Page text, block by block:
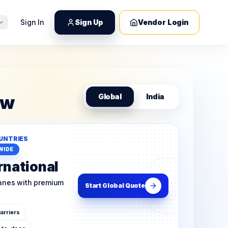
Sign In Sign Up Vendor Login
Global India
with premium
Start Global Quote